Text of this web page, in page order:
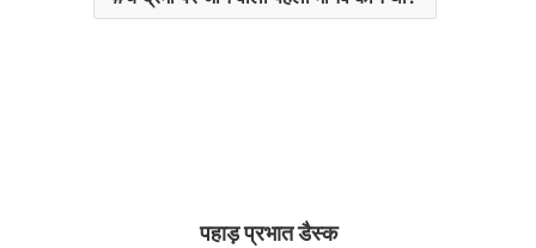
पहाड़ प्रभात डैस्क